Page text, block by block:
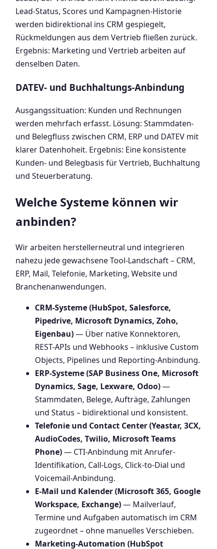
Lead-Status, Scores und Kampagnen-Historie
werden bidirektional ins CRM gespiegelt,
Rückmeldungen aus dem Vertrieb fließen zurück.
Ergebnis: Marketing und Vertrieb arbeiten auf
denselben Daten.
DATEV- und Buchhaltungs-Anbindung
Ausgangssituation: Kunden und Rechnungen
werden mehrfach erfasst. Lösung: Stammdaten-
und Belegfluss zwischen CRM, ERP und DATEV mit
klarer Datenhoheit. Ergebnis: Eine konsistente
Kunden- und Belegbasis für Vertrieb, Buchhaltung
und Steuerberatung.
Welche Systeme können wir
anbinden?
Wir arbeiten herstellerneutral und integrieren
nahezu jede gewachsene Tool-Landschaft – CRM,
ERP, Mail, Telefonie, Marketing, Website und
Branchenanwendungen.
CRM-Systeme (HubSpot, Salesforce,
Pipedrive, Microsoft Dynamics, Zoho,
Eigenbau)— Über native Konnektoren,
REST-APIs und Webhooks – inklusive Custom
Objects, Pipelines und Reporting-Anbindung.
ERP-Systeme (SAP Business One, Microsoft
Dynamics, Sage, Lexware, Odoo)—
Stammdaten, Belege, Aufträge, Zahlungen
und Status – bidirektional und konsistent.
Telefonie und Contact Center (Yeastar, 3CX,
AudioCodes, Twilio, Microsoft Teams
Phone)— CTI-Anbindung mit Anrufer-
Identifikation, Call-Logs, Click-to-Dial und
Voicemail-Anbindung.
E-Mail und Kalender (Microsoft 365, Google
Workspace, Exchange)— Mailverlauf,
Termine und Aufgaben automatisch im CRM
zugeordnet – ohne manuelles Verschieben.
Marketing-Automation (HubSpot